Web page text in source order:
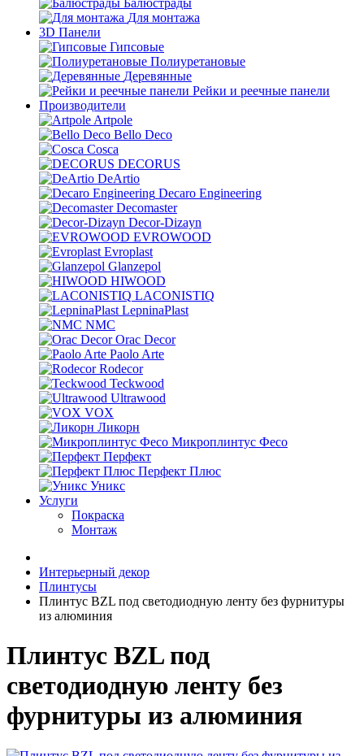
Балюстрады
Для монтажа
3D Панели
Гипсовые
Полиуретановые
Деревянные
Рейки и реечные панели
Производители
Artpole
Bello Deco
Cosca
DECORUS
DeArtio
Decaro Engineering
Decomaster
Decor-Dizayn
EVROWOOD
Evroplast
Glanzepol
HIWOOD
LACONISTIQ
LepninaPlast
NMC
Orac Decor
Paolo Arte
Rodecor
Teckwood
Ultrawood
VOX
Ликорн
Микроплинтус Фесо
Перфект
Перфект Плюс
Уникс
Услуги
Покраска
Монтаж
Интерьерный декор
Плинтусы
Плинтус BZL под светодиодную ленту без фурнитуры
из алюминия
Плинтус BZL под
светодиодную ленту без
фурнитуры из алюминия